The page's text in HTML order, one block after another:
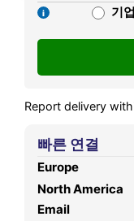
a CAGR of
기
Report delivery
빠른 연결
Europe
North America
Email